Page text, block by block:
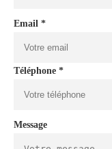
Email *
Téléphone *
Message